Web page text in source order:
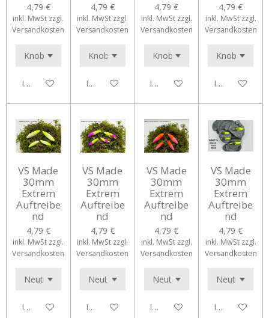
4,79 €
inkl. MwSt zzgl.
Versandkosten
In den Warenkorb
4,79 €
inkl. MwSt zzgl.
Versandkosten
In den Warenkorb
4,79 €
inkl. MwSt zzgl.
Versandkosten
In den Warenkorb
4,79 €
inkl. MwSt zzgl.
Versandkosten
In den
VS Made
30mm
Extrem
Auftreibe
nd
4,79 €
inkl. MwSt zzgl.
Versandkosten
In den Warenkorb
VS Made
30mm
Extrem
Auftreibe
nd
4,79 €
inkl. MwSt zzgl.
Versandkosten
In den Warenkorb
VS Made
30mm
Extrem
Auftreibe
nd
4,79 €
inkl. MwSt zzgl.
Versandkosten
In den Warenkorb
VS Made
30mm
Extrem
Auftreibe
nd
4,79 €
inkl. MwSt zzgl.
Versandkosten
In den